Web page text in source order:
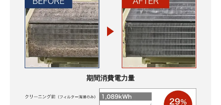
期間消費電力量